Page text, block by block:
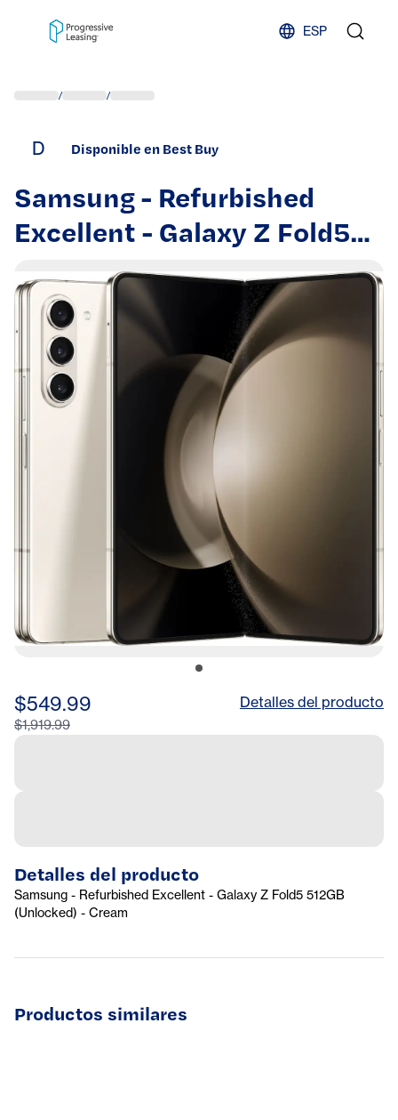
ESP
/ /
D Disponible en Best Buy
Samsung - Refurbished
Excellent - Galaxy Z Fold5
512GB (Unlocked) - Cream
$549.99
$1,919.99
Detalles del producto
Detalles del producto
Samsung - Refurbished Excellent - Galaxy Z Fold5 512GB
(Unlocked) - Cream
Productos similares